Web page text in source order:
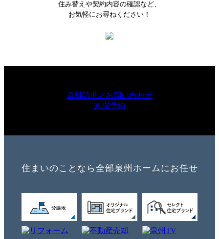
住み替えや契約内容の確認など、
お気軽にお尋ねください！
資料請求／お問い合わせ
来場予約
住まいのことなら全部泉州ホームにお任せ